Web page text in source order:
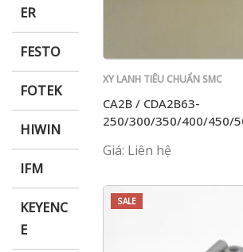
ER
FESTO
FOTEK
HIWIN
IFM
KEYENC
E
XY LANH TIÊU CHUẨN SMC
CA2B / CDA2B63-
250/300/350/400/450/
Giá: Liên hệ
SALE